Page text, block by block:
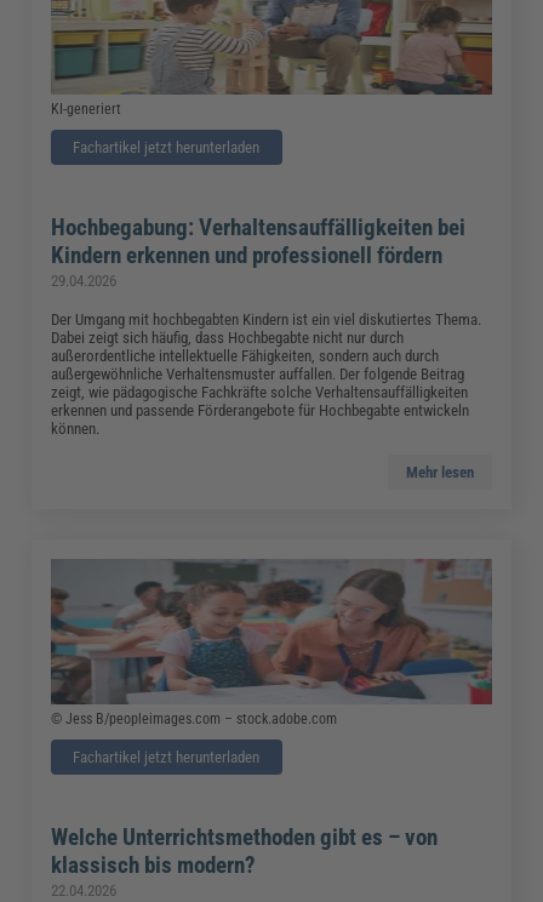
KI-generiert
Fachartikel jetzt herunterladen
Hochbegabung: Verhaltensauffälligkeiten bei
Kindern erkennen und professionell fördern
29.04.2026
Der Umgang mit hochbegabten Kindern ist ein viel diskutiertes Thema.
Dabei zeigt sich häufig, dass Hochbegabte nicht nur durch
außerordentliche intellektuelle Fähigkeiten, sondern auch durch
außergewöhnliche Verhaltensmuster auffallen. Der folgende Beitrag
zeigt, wie pädagogische Fachkräfte solche Verhaltensauffälligkeiten
erkennen und passende Förderangebote für Hochbegabte entwickeln
können.
Mehr lesen
© Jess B/peopleimages.com – stock.adobe.com
Fachartikel jetzt herunterladen
Welche Unterrichtsmethoden gibt es – von
klassisch bis modern?
22.04.2026